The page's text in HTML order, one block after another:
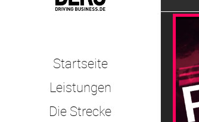
Startseite
Leistungen
Die Strecke